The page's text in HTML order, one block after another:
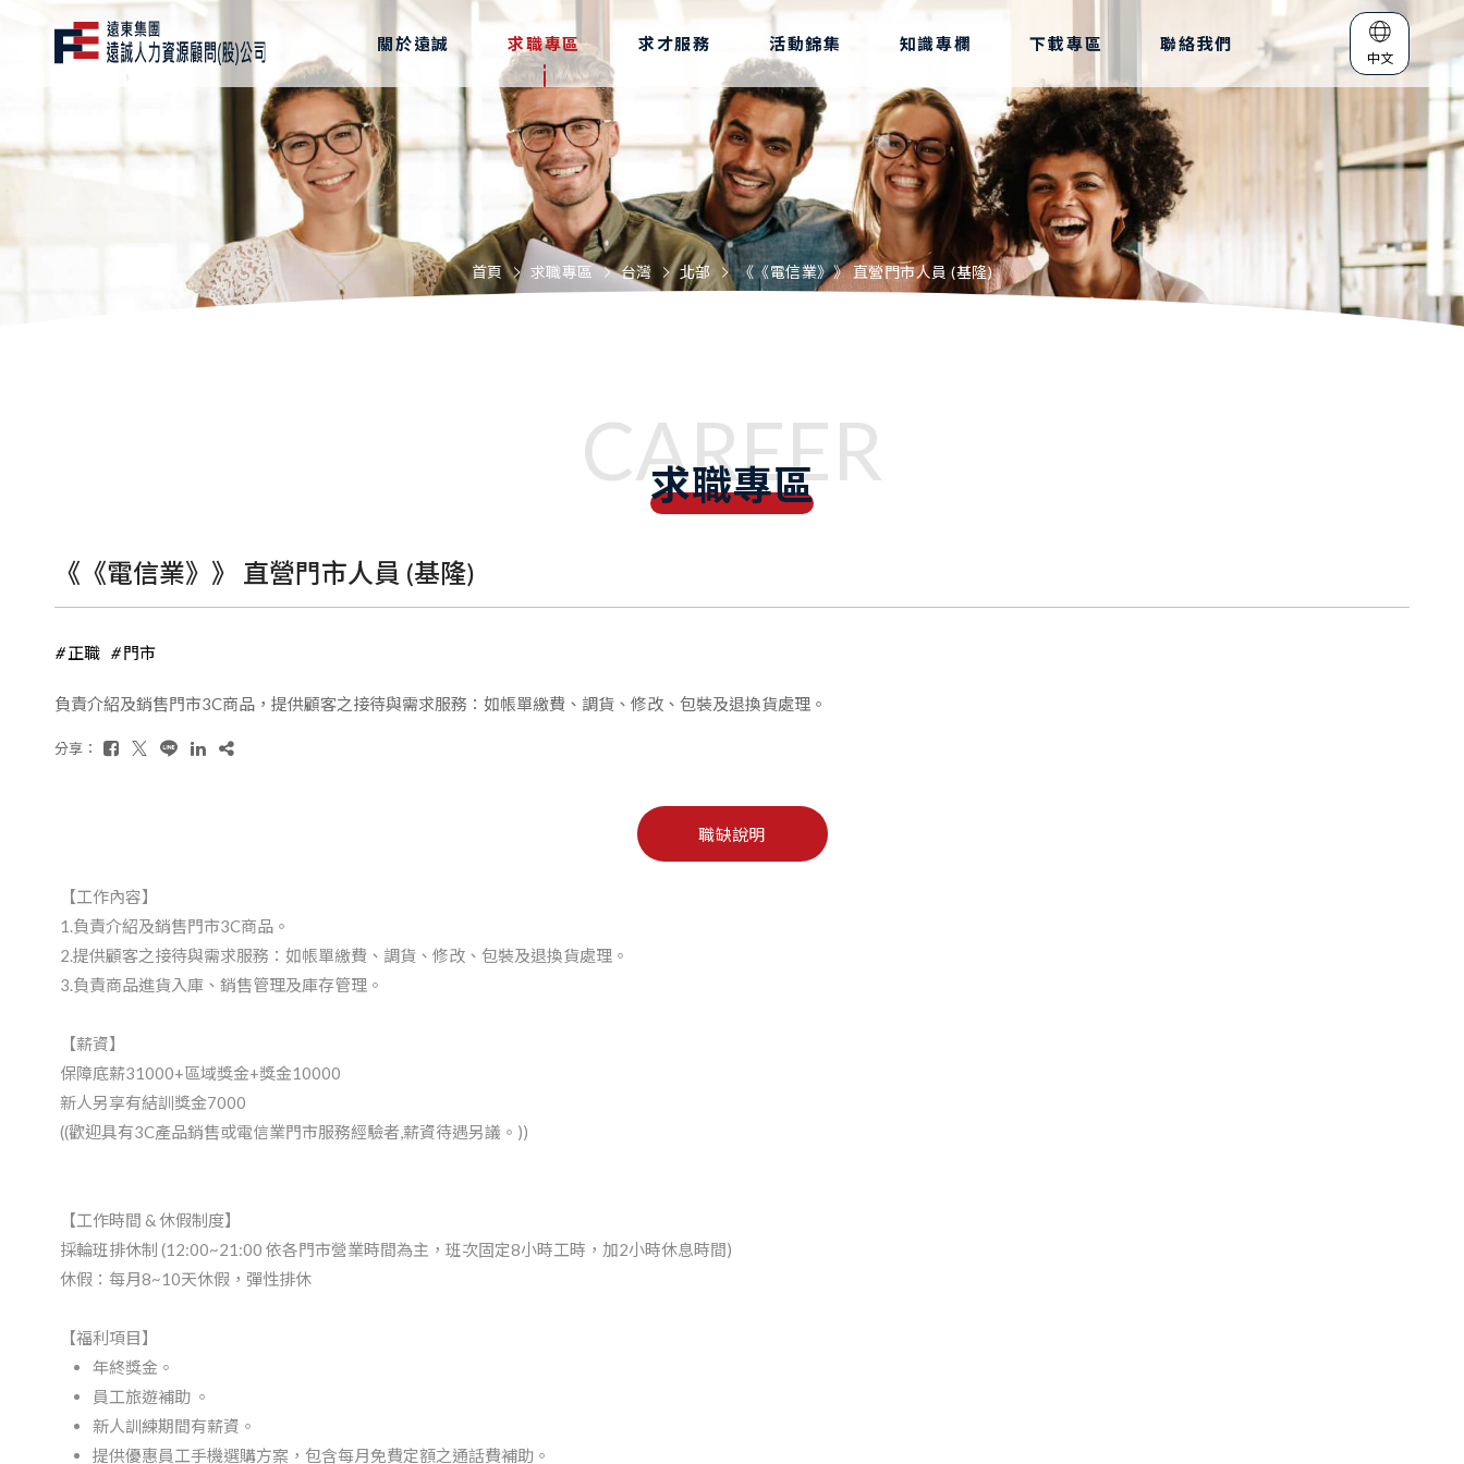
關於遠誠 求職專區 求才服務 活動錦集 知識專欄 下載專區 聯絡我們
中文
首頁 求職專區 台灣 北部 《《電信業》》 直營門市人員 (基隆)
CAREER
求職專區
《《電信業》》 直營門市人員 (基隆)
正職 門市
負責介紹及銷售門市3C商品，提供顧客之接待與需求服務：如帳單繳費、調貨、修改、包裝及退換貨處理。
分享：
職缺說明
【工作內容】
1.負責介紹及銷售門市3C商品。
2.提供顧客之接待與需求服務：如帳單繳費、調貨、修改、包裝及退換貨處理。
3.負責商品進貨入庫、銷售管理及庫存管理。
【薪資】
保障底薪31000+區域獎金+獎金10000
新人另享有結訓獎金7000
((歡迎具有3C產品銷售或電信業門市服務經驗者,薪資待遇另議。))
【工作時間 & 休假制度】
採輪班排休制 (12:00~21:00 依各門市營業時間為主，班次固定8小時工時，加2小時休息時間)
休假：每月8~10天休假，彈性排休
【福利項目】
年終獎金。
員工旅遊補助 。
新人訓練期間有薪資。
提供優惠員工手機選購方案，包含每月免費定額之通話費補助。